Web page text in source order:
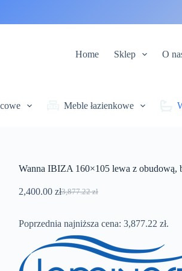
Home Sklep O
Meble łazienkowe
Wanna IBIZA 160×105 lewa z obudową,
3,877.22zł
Pierwotna
wynosiła:
3,877.22 zł.
2,400.00 złAktualna
wynosi:
2,400.00 zł.
Poprzednia najniższa cena: 3,877.22 zł.